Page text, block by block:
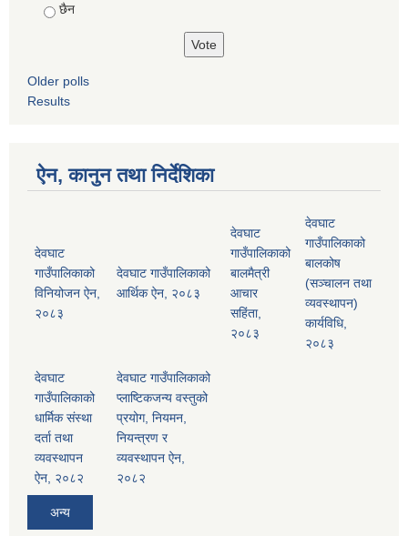
छैन
Older polls
Results
ऐन, कानुन तथा निर्देशिका
देवघाट
गाउँपालिकाको
विनियोजन ऐन,
२०८३
देवघाट गाउँपालिकाको
आर्थिक ऐन, २०८३
देवघाट
गाउँपालिकाको
बालमैत्री
आचार
सहिंता,
२०८३
देवघाट
गाउँपालिकाको
बालकोष
(सञ्चालन तथा
व्यवस्थापन)
कार्यविधि,
२०८३
देवघाट
गाउँपालिकाको
धार्मिक संस्था
दर्ता तथा
व्यवस्थापन
ऐन, २०८२
देवघाट गाउँपालिकाको
प्लाष्टिकजन्य वस्तुको
प्रयोग, नियमन,
नियन्त्रण र
व्यवस्थापन ऐन,
२०८२
अन्य